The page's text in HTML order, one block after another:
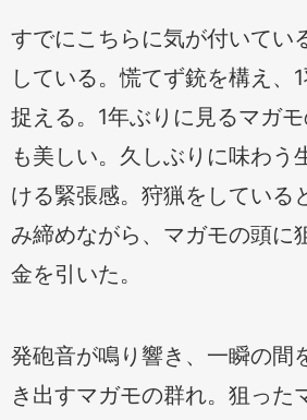
すでにこちらに気が付いてい
している。慌てず銃を構え、
捉える。1年ぶりに見るマガ
も美しい。久しぶりに味わう
ける緊張感。狩猟をしている
み締めながら、マガモの頭に
金を引いた。
発砲音が鳴り響き、一瞬の間
き出すマガモの群れ。狙った